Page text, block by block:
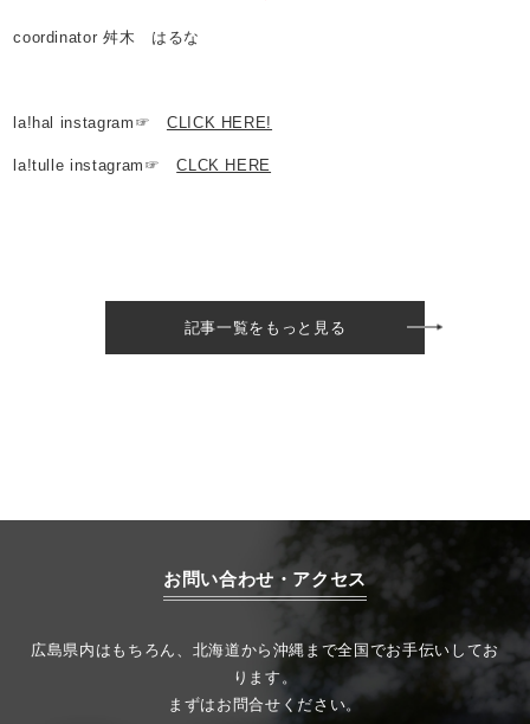
coordinator 舛木 はるな
la!hal instagram☞ CLICK HERE!
la!tulle instagram☞CLCK HERE
記事一覧をもっと見る
お問い合わせ・アクセス
広島県内はもちろん、北海道から沖縄まで全国でお手伝いしてお
ります。
まずはお問合せください。